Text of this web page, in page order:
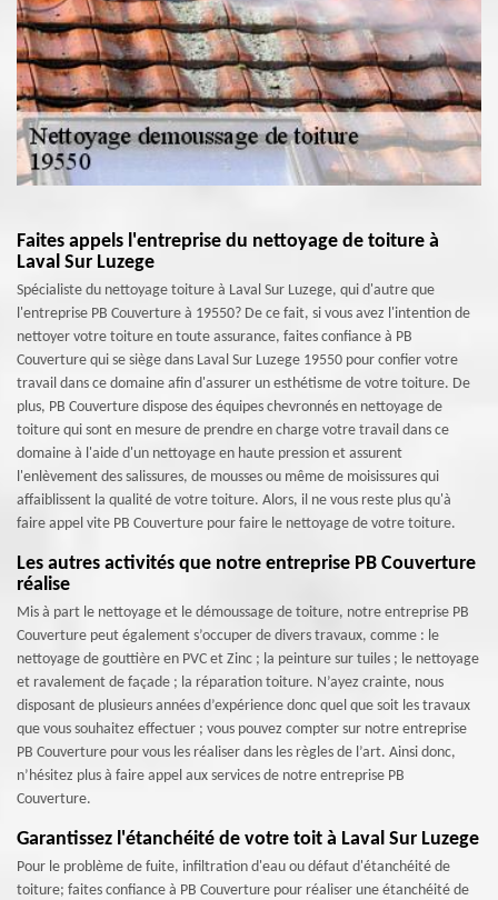
Faites appels l'entreprise du nettoyage de toiture à
Laval Sur Luzege
Spécialiste du nettoyage toiture à Laval Sur Luzege, qui d'autre que
l'entreprise PB Couverture à 19550? De ce fait, si vous avez l'intention de
nettoyer votre toiture en toute assurance, faites confiance à PB
Couverture qui se siège dans Laval Sur Luzege 19550 pour confier votre
travail dans ce domaine afin d'assurer un esthétisme de votre toiture. De
plus, PB Couverture dispose des équipes chevronnés en nettoyage de
toiture qui sont en mesure de prendre en charge votre travail dans ce
domaine à l'aide d'un nettoyage en haute pression et assurent
l'enlèvement des salissures, de mousses ou même de moisissures qui
affaiblissent la qualité de votre toiture. Alors, il ne vous reste plus qu'à
faire appel vite PB Couverture pour faire le nettoyage de votre toiture.
Les autres activités que notre entreprise PB Couverture
réalise
Mis à part le nettoyage et le démoussage de toiture, notre entreprise PB
Couverture peut également s’occuper de divers travaux, comme : le
nettoyage de gouttière en PVC et Zinc ; la peinture sur tuiles ; le nettoyage
et ravalement de façade ; la réparation toiture. N’ayez crainte, nous
disposant de plusieurs années d’expérience donc quel que soit les travaux
que vous souhaitez effectuer ; vous pouvez compter sur notre entreprise
PB Couverture pour vous les réaliser dans les règles de l’art. Ainsi donc,
n’hésitez plus à faire appel aux services de notre entreprise PB
Couverture.
Garantissez l'étanchéité de votre toit à Laval Sur Luzege
Pour le problème de fuite, infiltration d'eau ou défaut d'étanchéité de
toiture; faites confiance à PB Couverture pour réaliser une étanchéité de